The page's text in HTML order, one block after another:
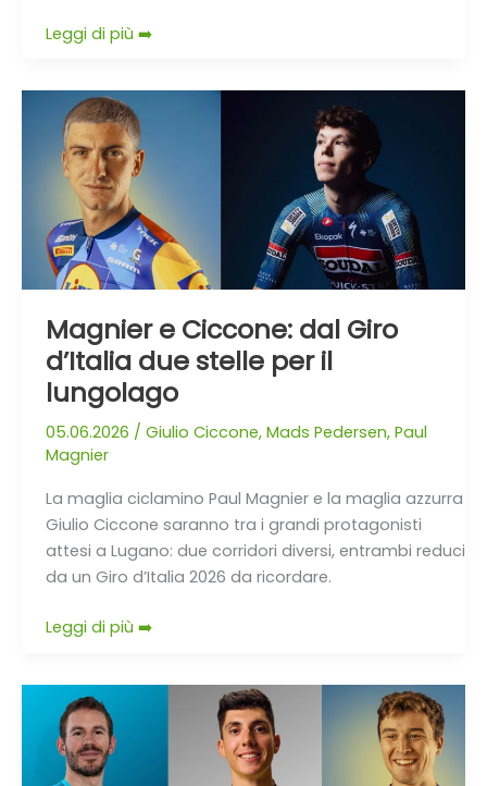
Leggi di più ➡️
Magnier e Ciccone: dal Giro
d’Italia due stelle per il
lungolago
05.06.2026 / Giulio Ciccone, Mads Pedersen, Paul
Magnier
La maglia ciclamino Paul Magnier e la maglia azzurra
Giulio Ciccone saranno tra i grandi protagonisti
attesi a Lugano: due corridori diversi, entrambi reduci
da un Giro d’Italia 2026 da ricordare.
Magnier
Ciccone:
dal
d’Italia
due
stelle
il
lungolago
Leggi di più ➡️
Bagioli,
Piganzoli,
Ballerini